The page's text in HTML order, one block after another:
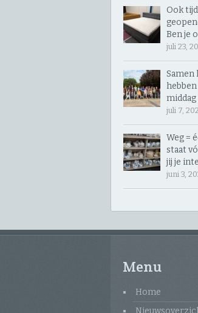
Ook
Ben je
juli 23,
Samen
middag
juli 7,
Weg =
staat
jij je
juni 3,
Menu
Home